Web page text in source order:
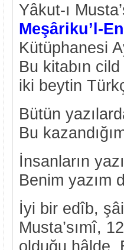
Yâkut-ı
Meşâriku’l-
Kütüphanesi
Bu kitabın
iki beytin
Bütün
Bu
İnsanların
Benim yazım
İyi bir edîb,
Musta’sımî,
olduğu hâlde,